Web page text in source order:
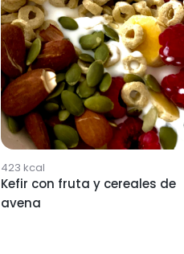
423 kcal
Kefir con fruta y cereales de
avena